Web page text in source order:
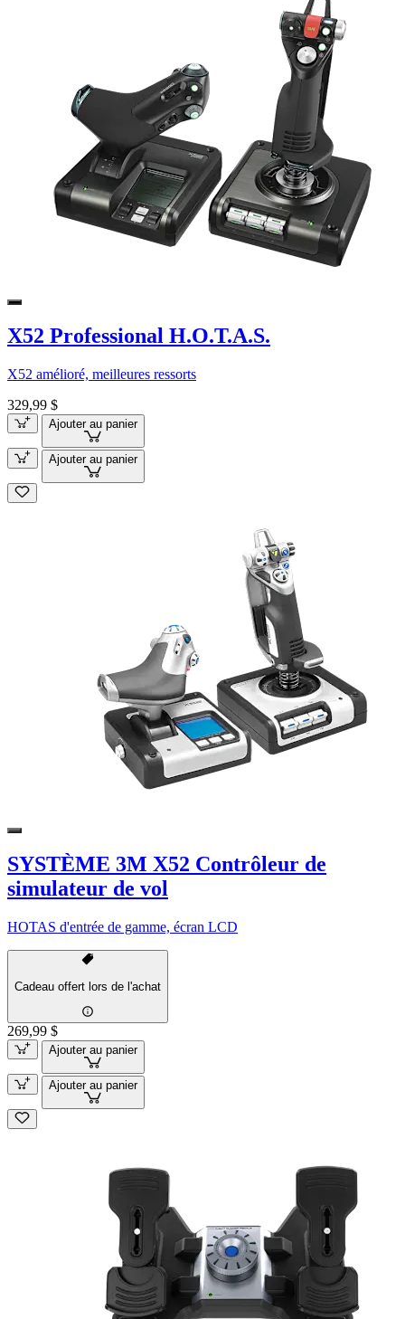
X52 Professional H.O.T.A.S.
X52 amélioré, meilleures ressorts
329,99 $
Ajouter au panier
Ajouter au panier
SYSTÈME 3M X52 Contrôleur de
simulateur de vol
HOTAS d'entrée de gamme, écran LCD
Cadeau offert lors de l'achat
269,99 $
Ajouter au panier
Ajouter au panier